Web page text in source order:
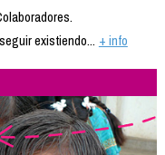
existiendo... + info